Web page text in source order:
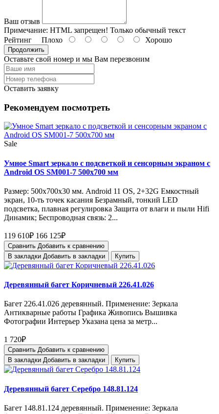
Ваш отзыв
Примечание: HTML запрещен! Только обычный текст
Рейтинг Плохо Хорошо
Продолжить
Оставьте свой номер и мы Вам перезвоним
Оставить заявку
Рекомендуем посмотреть
Sale
Умное Smart зеркало с подсветкой и сенсорным экраном с
Android OS SM001-7 500х700 мм
Размер: 500х700х30 мм. Android 11 OS, 2+32G Емкостный
экран, 10-ть точек касания Безрамный, тонкий LED
подсветка, плавная регулировка Защита от влаги и пыли Hifi
Динамик; Беспроводная связь: 2...
119 610₽ 166 125₽
Сравнить Добавить к сравнению
В закладки Добавить в закладки Купить
Деревянный багет Коричневый 226.41.026
Багет 226.41.026 деревянный. Применение: Зеркала
Антикварные работы Графика Живопись Вышивка
Фотографии Интерьер Указана цена за метр...
1 720₽
Сравнить Добавить к сравнению
В закладки Добавить в закладки Купить
Деревянный багет Серебро 148.81.124
Багет 148.81.124 деревянный. Применение: Зеркала